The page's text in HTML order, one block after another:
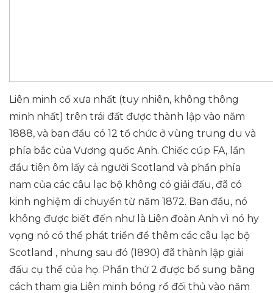
Liên minh cổ xưa nhất (tuy nhiên, không thông
minh nhất) trên trái đất được thành lập vào năm
1888, và ban đầu có 12 tổ chức ở vùng trung du và
phía bắc của Vương quốc Anh. Chiếc cúp FA, lần
đầu tiên ôm lấy cả người Scotland và phần phía
nam của các câu lạc bộ không có giải đấu, đã có
kinh nghiệm di chuyển từ năm 1872. Ban đầu, nó
không được biết đến như là Liên đoàn Anh vì nó hy
vọng nó có thể phát triển để thêm các câu lạc bộ
Scotland , nhưng sau đó (1890) đã thành lập giải
đấu cụ thể của họ. Phần thứ 2 được bổ sung bằng
cách tham gia Liên minh bóng rổ đối thủ vào năm